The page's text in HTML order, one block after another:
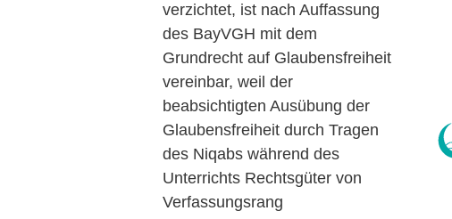
verzichtet, ist nach Auffassung
des BayVGH mit dem
Grundrecht auf Glaubensfreiheit
vereinbar, weil der
beabsichtigten Ausübung der
Glaubensfreiheit durch Tragen
des Niqabs während des
Unterrichts Rechtsgüter von
Verfassungsrang